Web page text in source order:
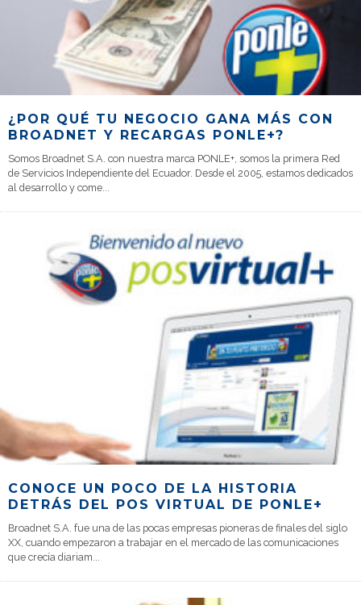
¿POR QUÉ TU NEGOCIO GANA MÁS CON
BROADNET Y RECARGAS PONLE+?
Somos Broadnet S.A. con nuestra marca PONLE+, somos la primera Red
de Servicios Independiente del Ecuador. Desde el 2005, estamos dedicados
al desarrollo y come
CONOCE UN POCO DE LA HISTORIA
DETRÁS DEL POS VIRTUAL DE PONLE+
Broadnet S.A. fue una de las pocas empresas pioneras de finales del siglo
XX, cuando empezaron a trabajar en el mercado de las comunicaciones
que crecía diariam